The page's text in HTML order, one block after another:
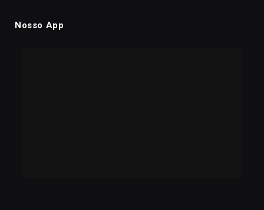
Nosso App